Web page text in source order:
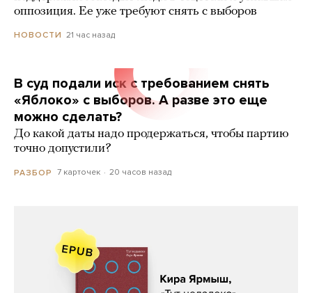
оппозиция. Ее уже требуют снять с выборов
НОВОСТИ 21 час назад
В суд подали иск с требованием снять
«Яблоко» с выборов. А разве это еще
можно сделать?
До какой даты надо продержаться, чтобы партию
точно допустили?
РАЗБОР 7 карточек 20 часов назад